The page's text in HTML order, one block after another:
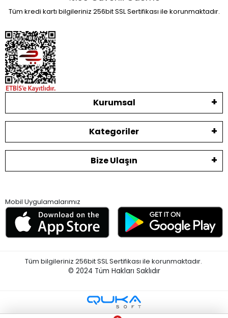
Tüm kredi kartı bilgileriniz 256bit SSL Sertifikası ile korunmaktadır.
Kurumsal
Kategoriler
Bize Ulaşın
Mobil Uygulamalarımız
Tüm bilgileriniz 256bit SSL Sertifikası ile korunmaktadır.
© 2024 Tüm Hakları Saklıdır